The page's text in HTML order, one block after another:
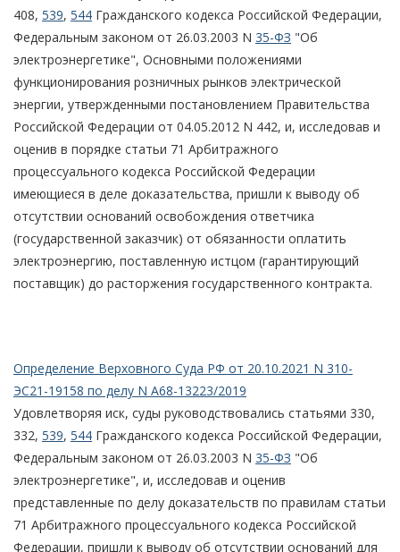
408, 539, 544 Гражданского кодекса Российской Федерации,
Федеральным законом от 26.03.2003 N 35-ФЗ "Об
электроэнергетике", Основными положениями
функционирования розничных рынков электрической
энергии, утвержденными постановлением Правительства
Российской Федерации от 04.05.2012 N 442, и, исследовав и
оценив в порядке статьи 71 Арбитражного
процессуального кодекса Российской Федерации
имеющиеся в деле доказательства, пришли к выводу об
отсутствии оснований освобождения ответчика
(государственной заказчик) от обязанности оплатить
электроэнергию, поставленную истцом (гарантирующий
поставщик) до расторжения государственного контракта.
Определение Верховного Суда РФ от 20.10.2021 N 310-
ЭС21-19158 по делу N А68-13223/2019
Удовлетворяя иск, суды руководствовались статьями 330,
332, 539, 544 Гражданского кодекса Российской Федерации,
Федеральным законом от 26.03.2003 N 35-ФЗ "Об
электроэнергетике", и, исследовав и оценив
представленные по делу доказательств по правилам статьи
71 Арбитражного процессуального кодекса Российской
Федерации, пришли к выводу об отсутствии оснований для